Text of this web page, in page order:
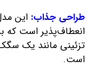
طراحی جذاب: این
انعطاف‌پذیر است که
تزئینی مانند یک
است.